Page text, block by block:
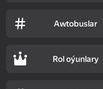
Awtobuslar
Rol oýunlary